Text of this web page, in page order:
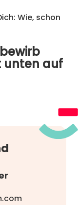
Wie, schon
unten auf